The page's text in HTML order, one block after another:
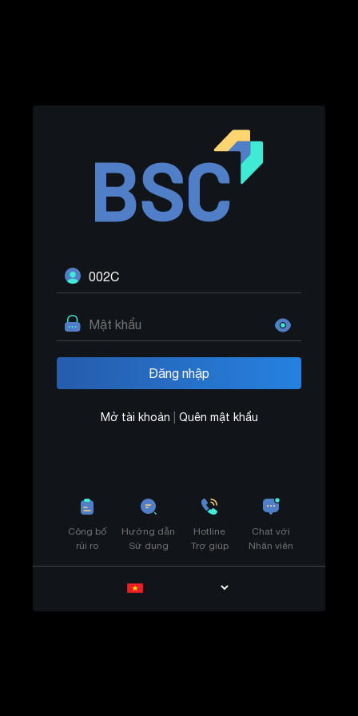
Mở tài khoản Quên mật khẩu
Công bố
rủi ro
Hướng dẫn
Sử dụng
Hotline
Trợ giúp
Chat với
Nhân viên